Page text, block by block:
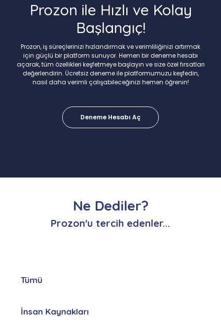
Prozon ile Hızlı ve Kolay
Başlangıç!
Prozon, iş süreçlerinizi hızlandırmak ve verimliliğinizi artırmak
için güçlü bir platform sunuyor. Hemen bir deneme hesabı
açarak, tüm özellikleri keşfetmeye başlayın ve size özel fırsatları
değerlendirin. Ücretsiz deneme ile platformumuzu keşfedin,
nasıl daha verimli çalışabileceğinizi hemen öğrenin!
Deneme Hesabı Aç
Ne Dediler?
Prozon'u tercih edenler...
Tümü
İnsan Kaynakları